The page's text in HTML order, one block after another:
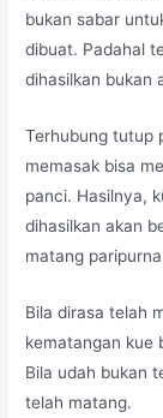
bukan sabar
dibuat. Padahal
dihasilkan bukan
Terhubung tutup
memasak bisa
panci. Hasilnya,
dihasilkan akan
matang
Bila dirasa telah
kematangan kue
Bila udah bukan
telah matang.